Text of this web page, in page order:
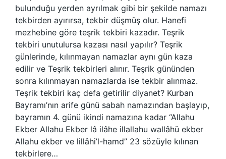
bulunduğu yerden ayrılmak gibi bir şekilde namazı
tekbirden ayırırsa, tekbir düşmüş olur. Hanefi
mezhebine göre teşrik tekbiri kazadır. Teşrik
tekbiri unutulursa kazası nasıl yapılır? Teşrik
günlerinde, kılınmayan namazlar aynı gün kaza
edilir ve Teşrik tekbirleri alınır. Teşrik gününden
sonra kılınmayan namazlarda ise tekbir alınmaz.
Teşrik tekbiri kaç defa getirilir diyanet? Kurban
Bayramı’nın arife günü sabah namazından başlayıp,
bayramın 4. günü ikindi namazına kadar “Allahu
Ekber Allahu Ekber lâ ilâhe illallahu wallâhü ekber
Allahu ekber ve lillâhi’l-hamd” 23 sözüyle kılınan
tekbirlere…